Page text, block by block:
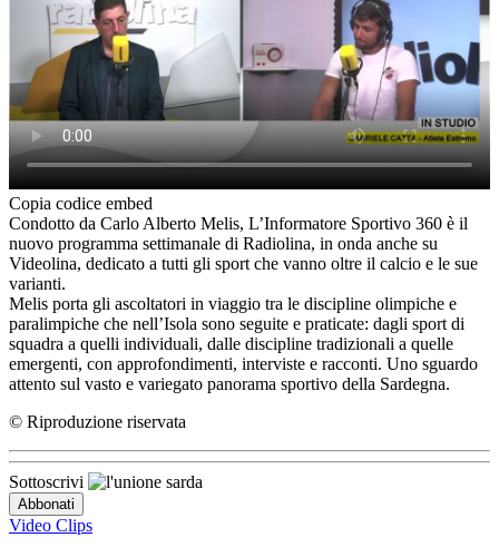
Copia codice embed
Condotto da Carlo Alberto Melis, L’Informatore Sportivo 360 è il
nuovo programma settimanale di Radiolina, in onda anche su
Videolina, dedicato a tutti gli sport che vanno oltre il calcio e le sue
varianti.
Melis porta gli ascoltatori in viaggio tra le discipline olimpiche e
paralimpiche che nell’Isola sono seguite e praticate: dagli sport di
squadra a quelli individuali, dalle discipline tradizionali a quelle
emergenti, con approfondimenti, interviste e racconti. Uno sguardo
attento sul vasto e variegato panorama sportivo della Sardegna.
© Riproduzione riservata
Sottoscrivi
Video Clips